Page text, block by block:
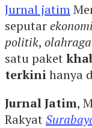
Jurnal jatim
seputar
politik, olahraga
satu paket
terkinihanya
Jurnal Jatim,
Rakyat